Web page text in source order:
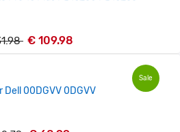
€ 109.98
Sale
Dell 00DGVV 0DGVV